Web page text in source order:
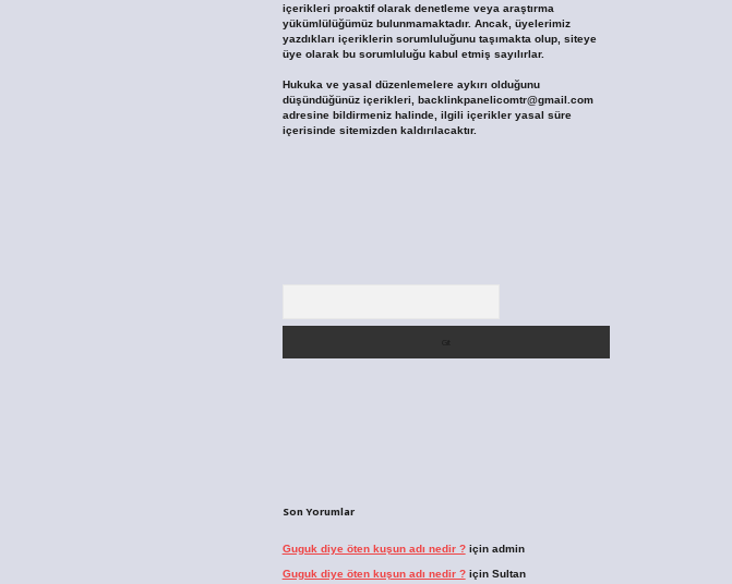
içerikleri proaktif olarak denetleme veya araştırma
yükümlülüğümüz bulunmamaktadır. Ancak, üyelerimiz
yazdıkları içeriklerin sorumluluğunu taşımakta olup, siteye
üye olarak bu sorumluluğu kabul etmiş sayılırlar.
Hukuka ve yasal düzenlemelere aykırı olduğunu
düşündüğünüz içerikleri, backlinkpanelicomtr@gmail.com
adresine bildirmeniz halinde, ilgili içerikler yasal süre
içerisinde sitemizden kaldırılacaktır.
Son Yorumlar
Guguk diye öten kuşun adı nedir ?için admin
Guguk diye öten kuşun adı nedir ?için Sultan